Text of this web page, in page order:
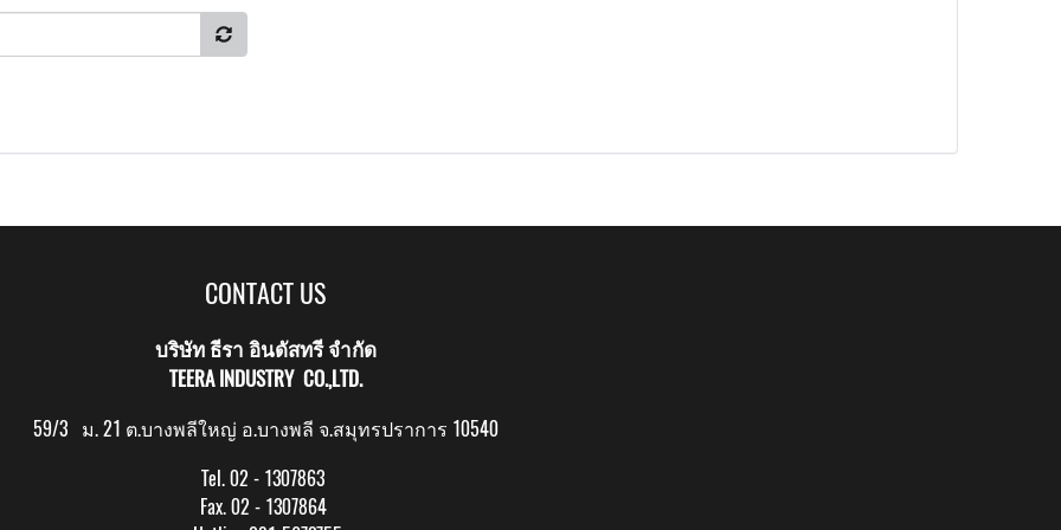
CONTACT US
บริษัท ธีรา อินดัสทรี จำกัด
TEERA INDUSTRY CO.,LTD.
59/3 ม. 21 ต.บางพลีใหญ่ อ.บางพลี จ.สมุทรปราการ 10540
Tel. 02 - 1307863
Fax. 02 - 1307864